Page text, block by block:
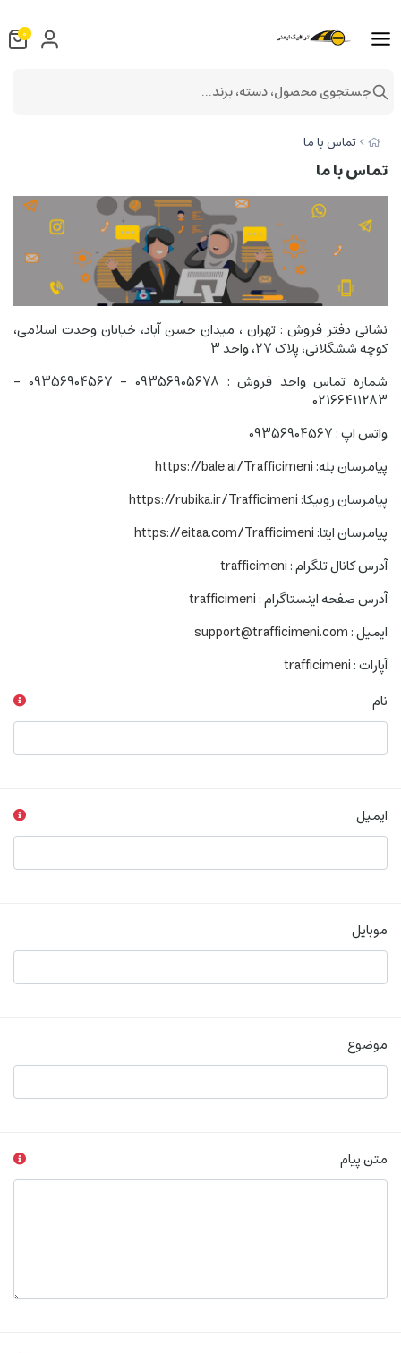
تماس با ما
تماس با ما
نشانی دفتر فروش : تهران ، میدان حسن آباد، خیابان وحدت اسلامی،
کوچه ششگلانی، پلاک 27، واحد 3
شماره تماس واحد فروش : 09356905678 - 09356904567 -
02166411283
واتس اپ : 09356904567
پیامرسان بله:https://bale.ai/Trafficimeni
پیامرسان روبیکا:https://rubika.ir/Trafficimeni
پیامرسان ایتا:https://eitaa.com/Trafficimeni
آدرس کانال تلگرام :trafficimeni
آدرس صفحه اینستاگرام :trafficimeni
ایمیل :support@trafficimeni.com
آپارات :trafficimeni
نام
ایمیل
موبایل
موضوع
متن پیام
0
جستجوی محصول، دسته، برند...